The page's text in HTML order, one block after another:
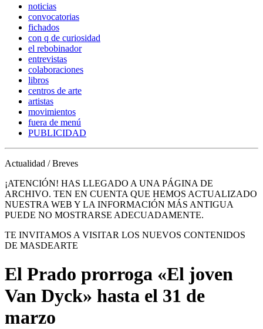
noticias
convocatorias
fichados
con q de curiosidad
el rebobinador
entrevistas
colaboraciones
libros
centros de arte
artistas
movimientos
fuera de menú
PUBLICIDAD
Actualidad / Breves
¡ATENCIÓN! HAS LLEGADO A UNA PÁGINA DE
ARCHIVO. TEN EN CUENTA QUE HEMOS ACTUALIZADO
NUESTRA WEB Y LA INFORMACIÓN MÁS ANTIGUA
PUEDE NO MOSTRARSE ADECUADAMENTE.
TE INVITAMOS A VISITAR LOS NUEVOS CONTENIDOS
DE MASDEARTE
El Prado prorroga «El joven
Van Dyck» hasta el 31 de
marzo